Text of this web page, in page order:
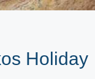
Holiday